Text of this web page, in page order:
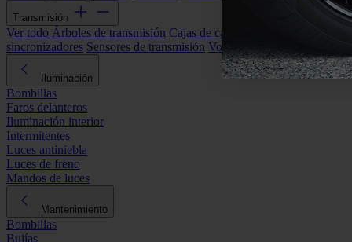
Transmisión
Ver todo Árboles de transmisión Cajas de cambios automáticas
sincronizadores Sensores de transmisión Volantes de motor
Iluminación
Bombillas
Faros delanteros
Iluminación interior
Intermitentes
Luces antiniebla
Luces de freno
Mandos de luces
Mantenimiento
Bombillas
Bujías